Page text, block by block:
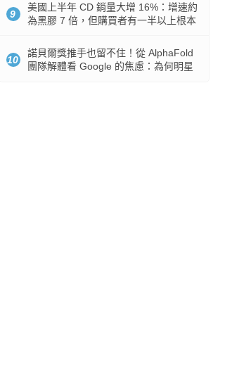
9
美國上半年 CD 銷量大增 16%：增速約
為黑膠 7 倍，但購買者有一半以上根本
10
諾貝爾獎推手也留不住！從 AlphaFold
團隊解體看 Google 的焦慮：為何明星